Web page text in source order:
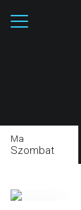
Ma
Szombat